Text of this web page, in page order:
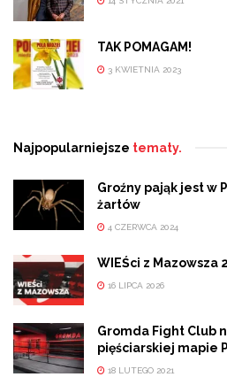
TAK POMAGAM!
3 KWIETNIA 2023
Najpopularniejsze tematy.
Groźny pająk jest w
żartów
4 CZERWCA 2024
WIEŚci z Mazowsza
16 LIPCA 2026
Gromda Fight Club
pięściarskiej mapie
18 LUTEGO 2021